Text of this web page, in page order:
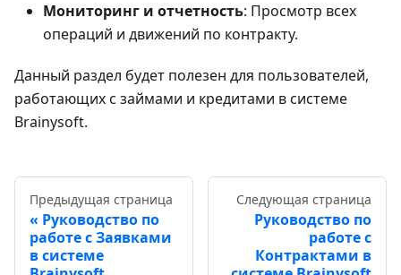
Мониторинг и отчетность: Просмотр всех
операций и движений по контракту.
Данный раздел будет полезен для пользователей,
работающих с займами и кредитами в системе
Brainysoft.
Предыдущая страница
Руководство по
работе с Заявками
в системе
Следующая страница
Руководство по
работе с
Контрактами в